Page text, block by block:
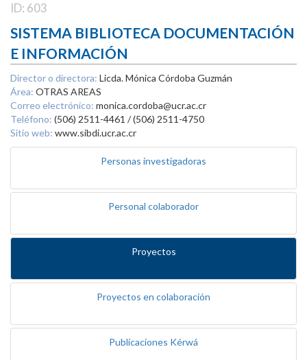
ID: 603
SISTEMA BIBLIOTECA DOCUMENTACIÓN
E INFORMACIÓN
Director o directora: Licda. Mónica Córdoba Guzmán
Área: OTRAS AREAS
Correo electrónico: monica.cordoba@ucr.ac.cr
Teléfono: (506) 2511-4461 / (506) 2511-4750
Sitio web: www.sibdi.ucr.ac.cr
Personas investigadoras
Personal colaborador
Proyectos
Proyectos en colaboración
Publicaciones Kérwá